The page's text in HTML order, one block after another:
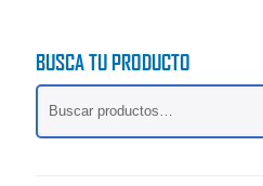
Las
opciones
BUSCA TU PRODUCTO